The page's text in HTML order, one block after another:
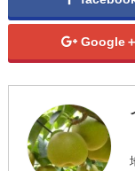
Google＋